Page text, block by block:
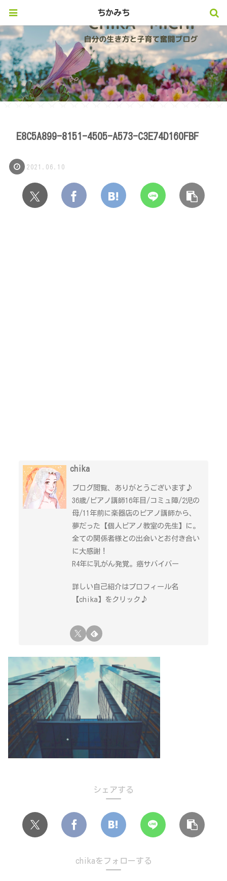
E8C5A899-8151-4505-A573-C3E74D160FBF
2021.06.10
chika
ブログ閲覧、ありがとうございます♪
36歳/ピアノ講師16年目/コミュ障/2児の
母/11年前に楽器店のピアノ講師から、
夢だった【個人ピアノ教室の先生】に。
全ての関係者様との出会いとお付き合い
に大感謝！
R4年に乳がん発覚。癌サバイバー
詳しい自己紹介はプロフィール名
【chika】をクリック♪
シェアする
chikaをフォローする
ちかみち